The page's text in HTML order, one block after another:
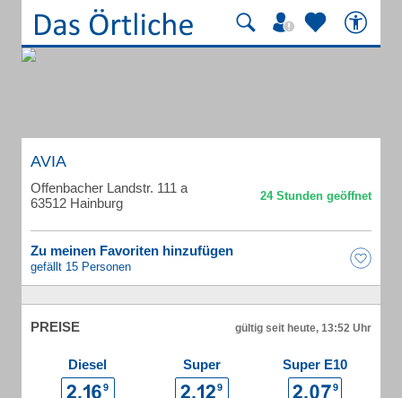
AVIA
Offenbacher Landstr. 111 a
63512 Hainburg
Zu meinen Favoriten hinzufügen
gefällt 15 Personen
PREISE gültig seit heute, 13:52 Uhr
Diesel Super Super E10